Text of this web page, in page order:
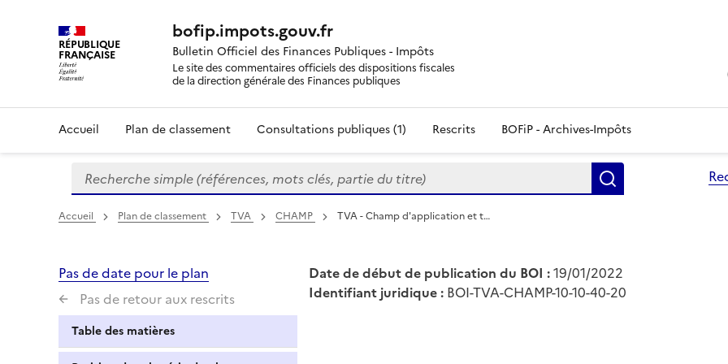
RÉPUBLIQUE
FRANÇAISE
bofip.impots.gouv.fr
Bulletin Officiel des Finances Publiques - Impôts
Le site des commentaires officiels des dispositions fiscales
de la direction générale des Finances publiques
Accueil Plan de classement Consultations publiques (1) Rescrits BOFiP - Archives-Impôts
Formulaire
de
recherche
Recherche simple (références, mots clés, partie du titre)
Accueil Plan de classement TVA CHAMP TVA - Champ d'application et t…
Pas de date pour le plan
Pas de retour aux rescrits
Table des matières
Date de début de publication du BOI :19/01/2022
Identifiant juridique : BOI-TVA-CHAMP-10-10-40-20